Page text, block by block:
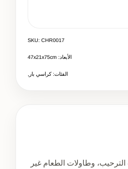
SKU: CHR0017
الأبعاد: 47x21x75cm
الفئات: كراسي بار,
وطاولات الطعام غير